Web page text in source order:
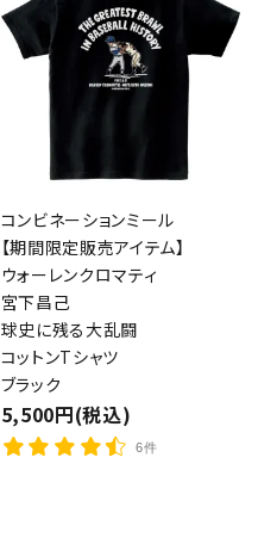
コンビネーションミール
【期間限定販売アイテム】
ウォーレンクロマティ
宮下昌己
球史に残る大乱闘
コットンTシャツ
ブラック
5,500円(税込)
6件